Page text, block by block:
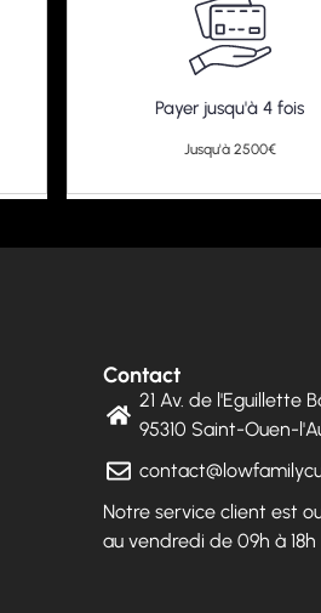
Payer jusqu'à 4 fois
Jusqu'à 2500€
Contact
21 Av. de l'Eguillette
95310 Saint-Ouen-
Notre service client est
au vendredi de 09h à 18h